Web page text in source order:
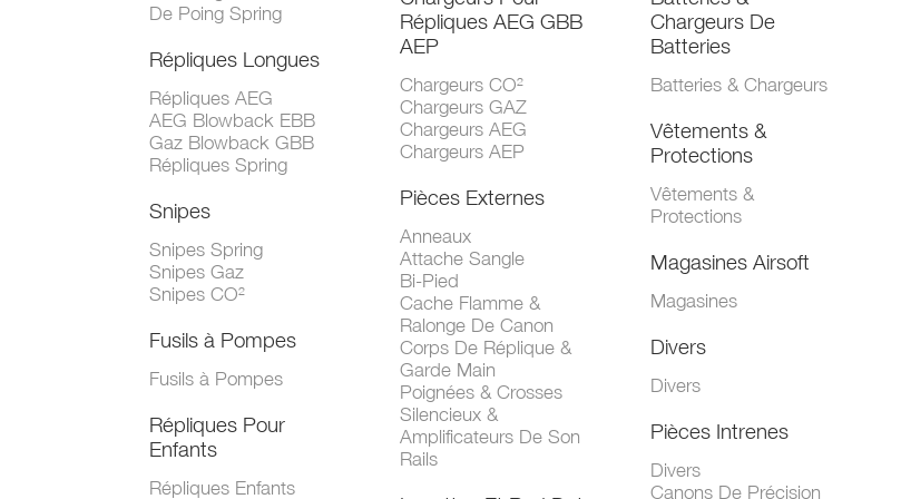
De Poing Spring
Répliques Longues
Répliques AEG
AEG Blowback EBB
Gaz Blowback GBB
Répliques Spring
Snipes
Snipes Spring
Snipes Gaz
Snipes CO²
Fusils à Pompes
Fusils à Pompes
Répliques Pour
Enfants
Répliques Enfants
Répliques AEG GBB
AEP
Chargeurs CO²
Chargeurs GAZ
Chargeurs AEG
Chargeurs AEP
Pièces Externes
Anneaux
Attache Sangle
Bi-Pied
Cache Flamme &
Ralonge De Canon
Corps De Réplique &
Garde Main
Poignées & Crosses
Silencieux &
Amplificateurs De Son
Rails
Chargeurs De
Batteries
Batteries & Chargeurs
Vêtements &
Protections
Vêtements &
Protections
Magasines Airsoft
Magasines
Divers
Divers
Pièces Intrenes
Divers
Canons De Précision